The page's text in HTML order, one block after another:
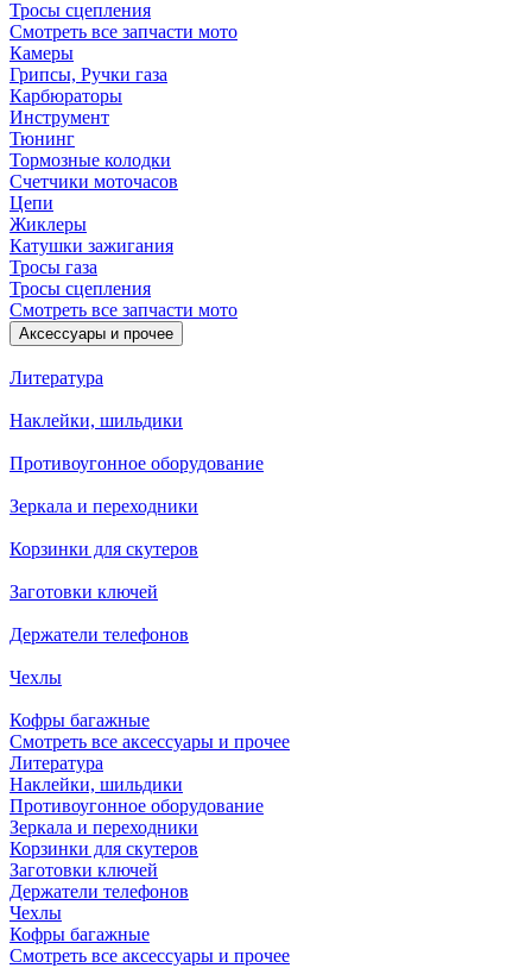
Тросы сцепления
Смотреть все запчасти мото
Камеры
Грипсы, Ручки газа
Карбюраторы
Инструмент
Тюнинг
Тормозные колодки
Счетчики моточасов
Цепи
Жиклеры
Катушки зажигания
Тросы газа
Тросы сцепления
Смотреть все запчасти мото
Аксессуары и прочее
Литература
Наклейки, шильдики
Противоугонное оборудование
Зеркала и переходники
Корзинки для скутеров
Заготовки ключей
Держатели телефонов
Чехлы
Кофры багажные
Смотреть все аксессуары и прочее
Литература
Наклейки, шильдики
Противоугонное оборудование
Зеркала и переходники
Корзинки для скутеров
Заготовки ключей
Держатели телефонов
Чехлы
Кофры багажные
Смотреть все аксессуары и прочее